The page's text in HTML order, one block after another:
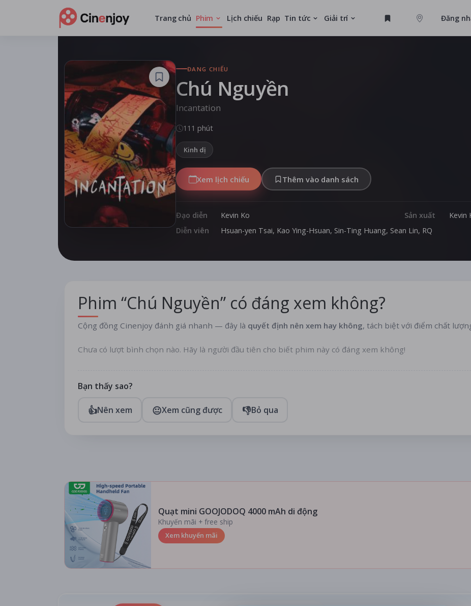
Trang chủ Phim Lịch chiếu Rạp Tin tức Giải trí Đăng
ĐANG CHIẾU
Chú Nguyền
Incantation
111 phút
Kinh dị
Xem lịch chiếu Thêm vào danh sách
Đạo diễn Kevin Ko Sản xuất
Kevin
Diễn viên
Hsuan-yen Tsai, Kao Ying-Hsuan, Sin-Ting Huang, Sean Lin, RQ
Phim “Chú Nguyền” có đáng xem không?
Cộng đồng Cinenjoy đánh giá nhanh — đây là quyết định nên xem hay không, tách biệt với điểm chất
Chưa có lượt bình chọn nào. Hãy là người đầu tiên cho biết phim này có đáng xem không!
Bạn thấy sao?
👍Nên xem 😐Xem cũng được 👎Bỏ qua
Quạt mini GOOJODOQ 4000 mAh di động
Khuyến mãi + free ship
Xem khuyến mãi